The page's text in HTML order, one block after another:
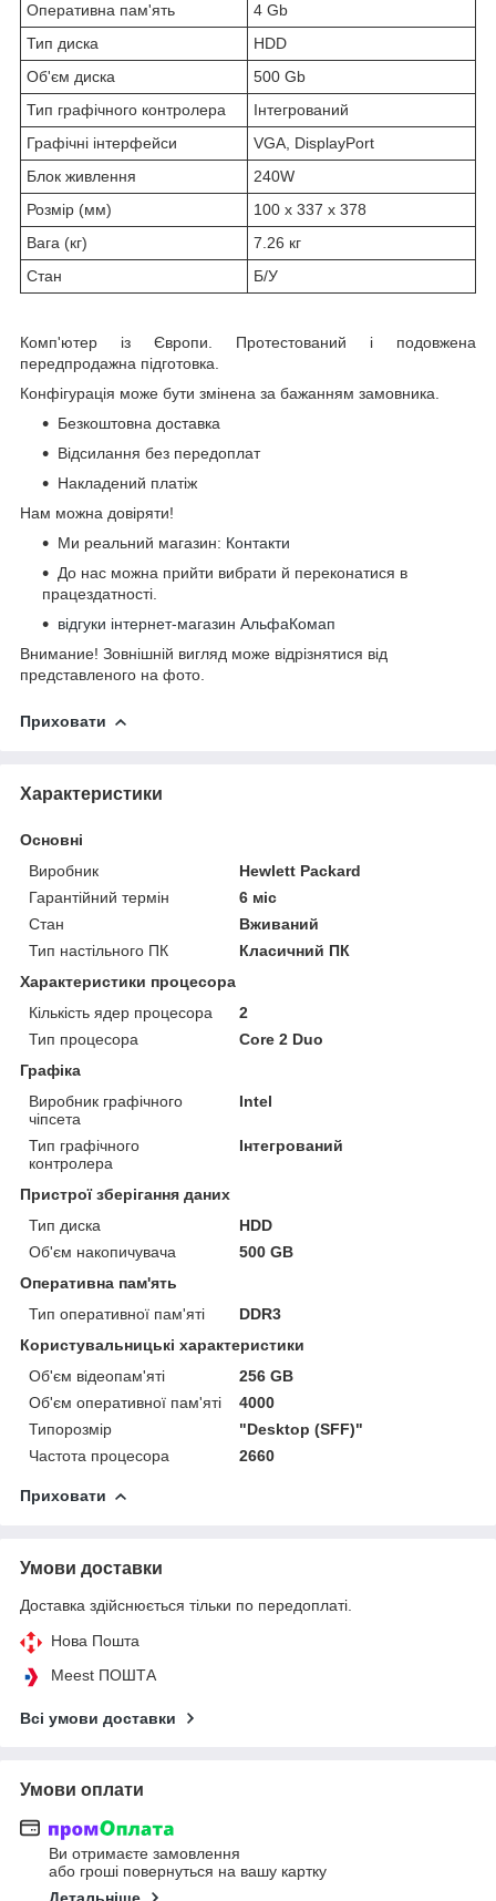
Оперативна пам'ять
4 Gb
Тип диска
HDD
Об'єм диска
500 Gb
Тип графічного контролера
Інтегрований
Графічні інтерфейси
VGA, DisplayPort
Блок живлення
240W
Розмір (мм)
100 x 337 x 378
Вага (кг)
7.26 кг
Стан
Б/У
Комп'ютер із Європи. Протестований і подовжена
передпродажна підготовка.
Конфігурація може бути змінена за бажанням замовника.
Безкоштовна доставка
Відсилання без передоплат
Накладений платіж
Нам можна довіряти!
Ми реальний магазин: Контакти
До нас можна прийти вибрати й переконатися в
працездатності.
відгуки інтернет-магазин АльфаКомап
Внимание! Зовнішній вигляд може відрізнятися від
представленого на фото.
Приховати
Характеристики
Основні
Виробник
Hewlett Packard
Гарантійний термін
6 міс
Стан
Вживаний
Тип настільного ПК
Класичний ПК
Характеристики процесора
Кількість ядер процесора
2
Тип процесора
Core 2 Duo
Графіка
Виробник графічного
чіпсета
Intel
Тип графічного
контролера
Інтегрований
Пристрої зберігання даних
Тип диска
HDD
Об'єм накопичувача
500 GB
Оперативна пам'ять
Тип оперативної пам'яті
DDR3
Користувальницькі характеристики
Об'єм відеопам'яті
256 GB
Об'єм оперативної пам'яті
4000
Типорозмір
"Desktop (SFF)"
Частота процесора
2660
Приховати
Умови доставки
Доставка здійснюється тільки по передоплаті.
Нова Пошта
Meest ПОШТА
Всі умови доставки
Умови оплати
Ви отримаєте замовлення
або гроші повернуться на вашу картку